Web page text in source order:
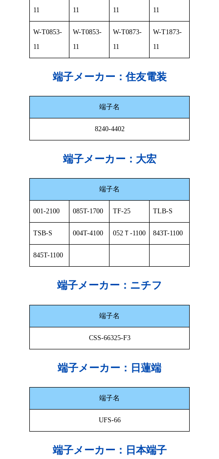
11
11
11
11
W-T0853-
11
W-T0853-
11
W-T0873-
11
W-T1873-
11
端子メーカー：住友電装
端子名
8240-4402
端子メーカー： 大宏
端子名
001-2100 085T-1700 TF-25 TLB-S
TSB-S 004T-4100 052Ｔ-1100 843T-1100
845T-1100
端子メーカー： ニチフ
端子名
CSS-66325-F3
端子メーカー： 日蓮端
端子名
UFS-66
端子メーカー： 日本端子